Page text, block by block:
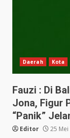
Daerah Kota
Fauzi : Di
Jona, Figur
“Panik”
Editor 25